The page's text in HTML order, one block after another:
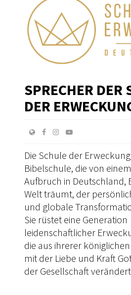
SPRECHER DER
DER
Die Schule der
Bibelschule, die von
Aufbruch in Deutschland,
Welt träumt, der
und globale
Sie rüstet eine Generation
leidenschaftlicher
die aus ihrerer
mit der Liebe und Kraft
der Gesellschaft